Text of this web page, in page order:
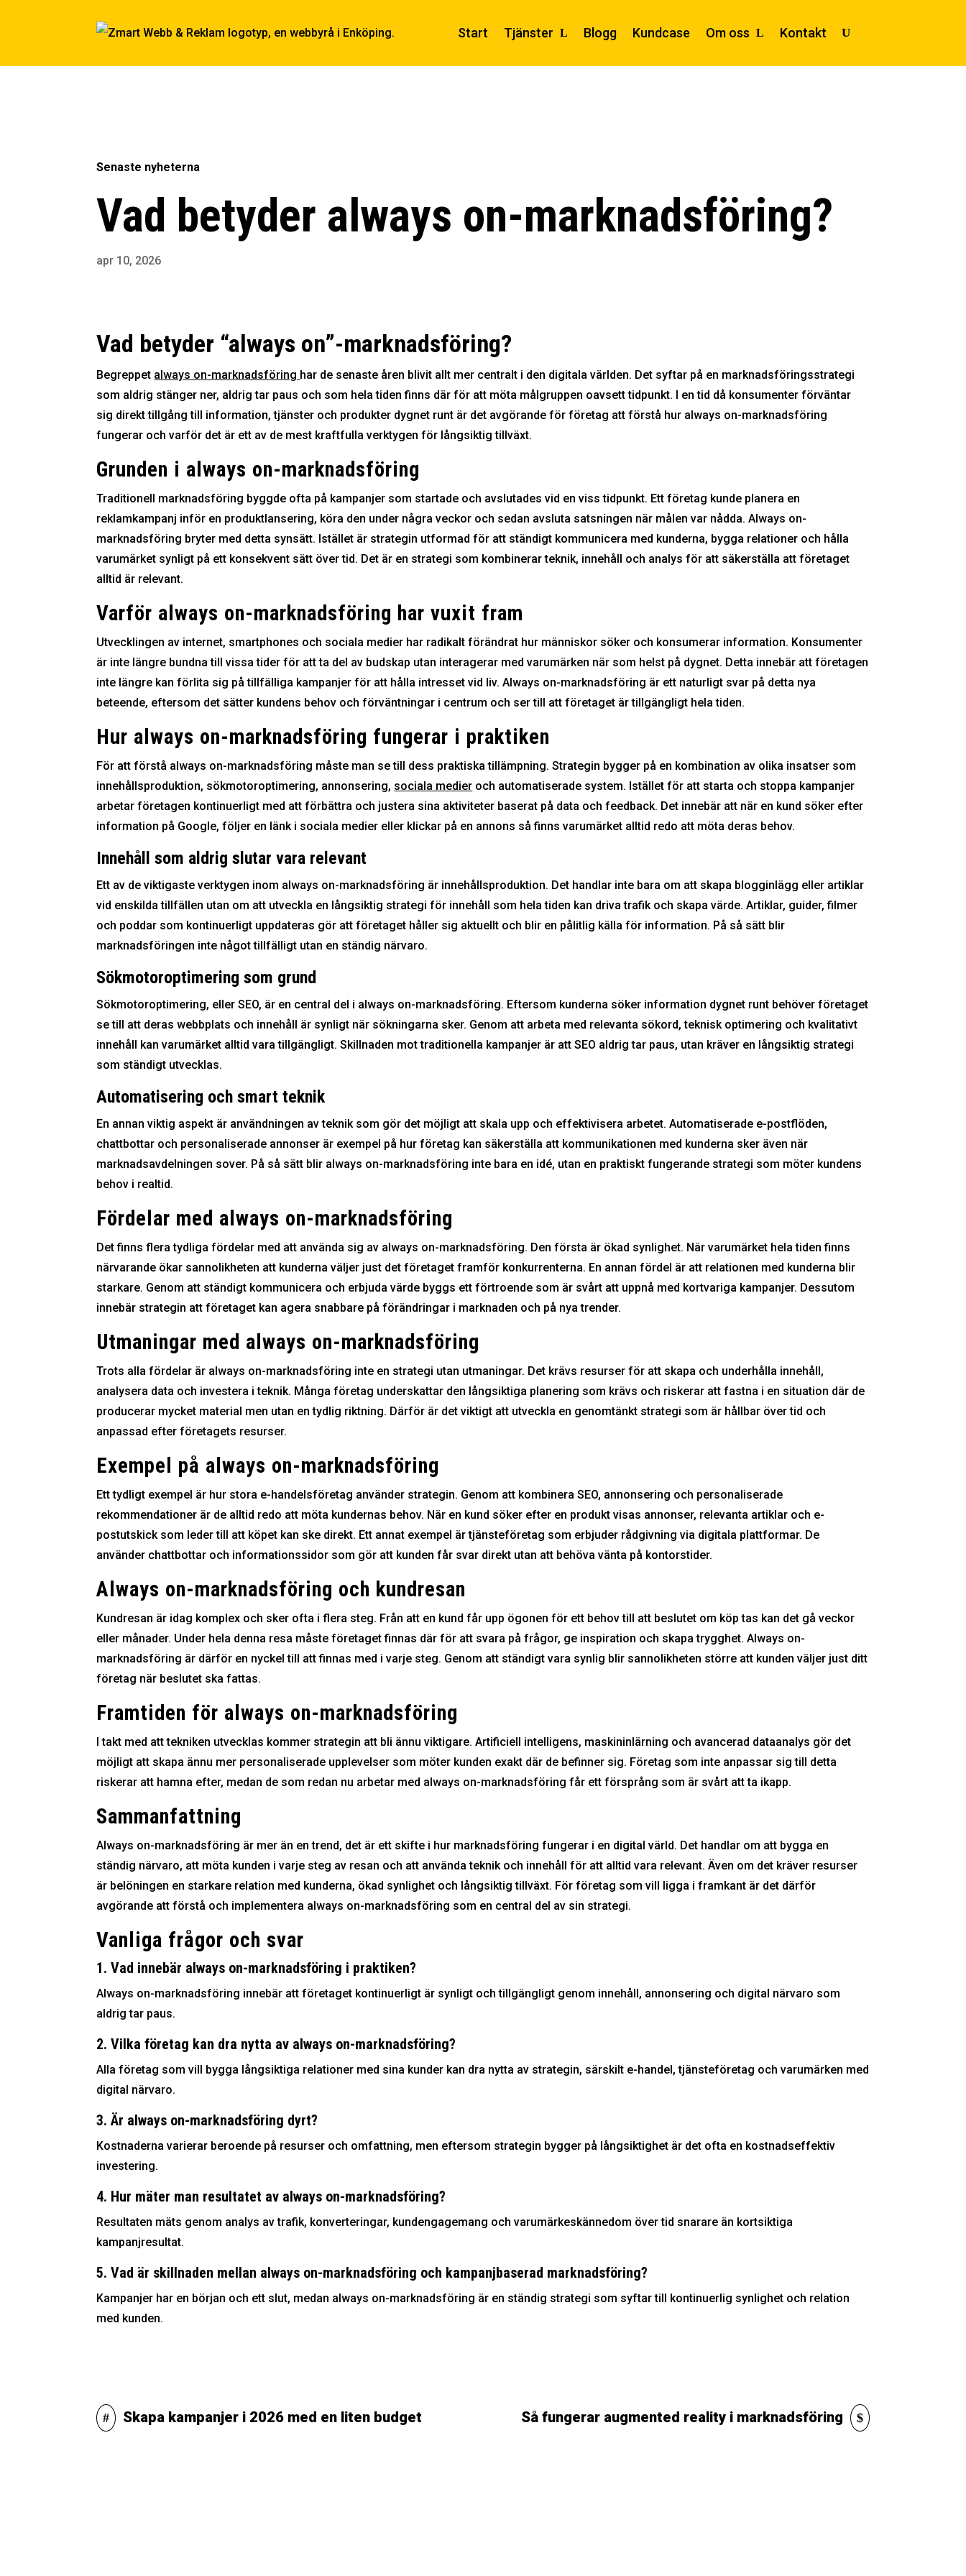
Start Tjänster Blogg Kundcase Om oss Kontakt
Senaste nyheterna
Vad betyder always on-marknadsföring?
apr 10, 2026
Vad betyder “always on”-marknadsföring?
Begreppet always on-marknadsföring har de senaste åren blivit allt mer centralt i den digitala världen. Det syftar på en marknadsföringsstrategi
som aldrig stänger ner, aldrig tar paus och som hela tiden finns där för att möta målgruppen oavsett tidpunkt. I en tid då konsumenter förväntar
sig direkt tillgång till information, tjänster och produkter dygnet runt är det avgörande för företag att förstå hur always on-marknadsföring
fungerar och varför det är ett av de mest kraftfulla verktygen för långsiktig tillväxt.
Grunden i always on-marknadsföring
Traditionell marknadsföring byggde ofta på kampanjer som startade och avslutades vid en viss tidpunkt. Ett företag kunde planera en
reklamkampanj inför en produktlansering, köra den under några veckor och sedan avsluta satsningen när målen var nådda. Always on-
marknadsföring bryter med detta synsätt. Istället är strategin utformad för att ständigt kommunicera med kunderna, bygga relationer och hålla
varumärket synligt på ett konsekvent sätt över tid. Det är en strategi som kombinerar teknik, innehåll och analys för att säkerställa att företaget
alltid är relevant.
Varför always on-marknadsföring har vuxit fram
Utvecklingen av internet, smartphones och sociala medier har radikalt förändrat hur människor söker och konsumerar information. Konsumenter
är inte längre bundna till vissa tider för att ta del av budskap utan interagerar med varumärken när som helst på dygnet. Detta innebär att företagen
inte längre kan förlita sig på tillfälliga kampanjer för att hålla intresset vid liv. Always on-marknadsföring är ett naturligt svar på detta nya
beteende, eftersom det sätter kundens behov och förväntningar i centrum och ser till att företaget är tillgängligt hela tiden.
Hur always on-marknadsföring fungerar i praktiken
För att förstå always on-marknadsföring måste man se till dess praktiska tillämpning. Strategin bygger på en kombination av olika insatser som
innehållsproduktion, sökmotoroptimering, annonsering, sociala medier och automatiserade system. Istället för att starta och stoppa kampanjer
arbetar företagen kontinuerligt med att förbättra och justera sina aktiviteter baserat på data och feedback. Det innebär att när en kund söker efter
information på Google, följer en länk i sociala medier eller klickar på en annons så finns varumärket alltid redo att möta deras behov.
Innehåll som aldrig slutar vara relevant
Ett av de viktigaste verktygen inom always on-marknadsföring är innehållsproduktion. Det handlar inte bara om att skapa blogginlägg eller artiklar
vid enskilda tillfällen utan om att utveckla en långsiktig strategi för innehåll som hela tiden kan driva trafik och skapa värde. Artiklar, guider, filmer
och poddar som kontinuerligt uppdateras gör att företaget håller sig aktuellt och blir en pålitlig källa för information. På så sätt blir
marknadsföringen inte något tillfälligt utan en ständig närvaro.
Sökmotoroptimering som grund
Sökmotoroptimering, eller SEO, är en central del i always on-marknadsföring. Eftersom kunderna söker information dygnet runt behöver företaget
se till att deras webbplats och innehåll är synligt när sökningarna sker. Genom att arbeta med relevanta sökord, teknisk optimering och kvalitativt
innehåll kan varumärket alltid vara tillgängligt. Skillnaden mot traditionella kampanjer är att SEO aldrig tar paus, utan kräver en långsiktig strategi
som ständigt utvecklas.
Automatisering och smart teknik
En annan viktig aspekt är användningen av teknik som gör det möjligt att skala upp och effektivisera arbetet. Automatiserade e-postflöden,
chattbottar och personaliserade annonser är exempel på hur företag kan säkerställa att kommunikationen med kunderna sker även när
marknadsavdelningen sover. På så sätt blir always on-marknadsföring inte bara en idé, utan en praktiskt fungerande strategi som möter kundens
behov i realtid.
Fördelar med always on-marknadsföring
Det finns flera tydliga fördelar med att använda sig av always on-marknadsföring. Den första är ökad synlighet. När varumärket hela tiden finns
närvarande ökar sannolikheten att kunderna väljer just det företaget framför konkurrenterna. En annan fördel är att relationen med kunderna blir
starkare. Genom att ständigt kommunicera och erbjuda värde byggs ett förtroende som är svårt att uppnå med kortvariga kampanjer. Dessutom
innebär strategin att företaget kan agera snabbare på förändringar i marknaden och på nya trender.
Utmaningar med always on-marknadsföring
Trots alla fördelar är always on-marknadsföring inte en strategi utan utmaningar. Det krävs resurser för att skapa och underhålla innehåll,
analysera data och investera i teknik. Många företag underskattar den långsiktiga planering som krävs och riskerar att fastna i en situation där de
producerar mycket material men utan en tydlig riktning. Därför är det viktigt att utveckla en genomtänkt strategi som är hållbar över tid och
anpassad efter företagets resurser.
Exempel på always on-marknadsföring
Ett tydligt exempel är hur stora e-handelsföretag använder strategin. Genom att kombinera SEO, annonsering och personaliserade
rekommendationer är de alltid redo att möta kundernas behov. När en kund söker efter en produkt visas annonser, relevanta artiklar och e-
postutskick som leder till att köpet kan ske direkt. Ett annat exempel är tjänsteföretag som erbjuder rådgivning via digitala plattformar. De
använder chattbottar och informationssidor som gör att kunden får svar direkt utan att behöva vänta på kontorstider.
Always on-marknadsföring och kundresan
Kundresan är idag komplex och sker ofta i flera steg. Från att en kund får upp ögonen för ett behov till att beslutet om köp tas kan det gå veckor
eller månader. Under hela denna resa måste företaget finnas där för att svara på frågor, ge inspiration och skapa trygghet. Always on-
marknadsföring är därför en nyckel till att finnas med i varje steg. Genom att ständigt vara synlig blir sannolikheten större att kunden väljer just ditt
företag när beslutet ska fattas.
Framtiden för always on-marknadsföring
I takt med att tekniken utvecklas kommer strategin att bli ännu viktigare. Artificiell intelligens, maskininlärning och avancerad dataanalys gör det
möjligt att skapa ännu mer personaliserade upplevelser som möter kunden exakt där de befinner sig. Företag som inte anpassar sig till detta
riskerar att hamna efter, medan de som redan nu arbetar med always on-marknadsföring får ett försprång som är svårt att ta ikapp.
Sammanfattning
Always on-marknadsföring är mer än en trend, det är ett skifte i hur marknadsföring fungerar i en digital värld. Det handlar om att bygga en
ständig närvaro, att möta kunden i varje steg av resan och att använda teknik och innehåll för att alltid vara relevant. Även om det kräver resurser
är belöningen en starkare relation med kunderna, ökad synlighet och långsiktig tillväxt. För företag som vill ligga i framkant är det därför
avgörande att förstå och implementera always on-marknadsföring som en central del av sin strategi.
Vanliga frågor och svar
1. Vad innebär always on-marknadsföring i praktiken?
Always on-marknadsföring innebär att företaget kontinuerligt är synligt och tillgängligt genom innehåll, annonsering och digital närvaro som
aldrig tar paus.
2. Vilka företag kan dra nytta av always on-marknadsföring?
Alla företag som vill bygga långsiktiga relationer med sina kunder kan dra nytta av strategin, särskilt e-handel, tjänsteföretag och varumärken med
digital närvaro.
3. Är always on-marknadsföring dyrt?
Kostnaderna varierar beroende på resurser och omfattning, men eftersom strategin bygger på långsiktighet är det ofta en kostnadseffektiv
investering.
4. Hur mäter man resultatet av always on-marknadsföring?
Resultaten mäts genom analys av trafik, konverteringar, kundengagemang och varumärkeskännedom över tid snarare än kortsiktiga
kampanjresultat.
5. Vad är skillnaden mellan always on-marknadsföring och kampanjbaserad marknadsföring?
Kampanjer har en början och ett slut, medan always on-marknadsföring är en ständig strategi som syftar till kontinuerlig synlighet och relation
med kunden.
Skapa kampanjer i 2026 med en liten budget Så fungerar augmented reality i marknadsföring